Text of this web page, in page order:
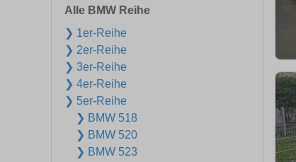
Alle BMW Reihe
❯ 1er-Reihe
❯ 2er-Reihe
❯ 3er-Reihe
❯ 4er-Reihe
❯ 5er-Reihe
❯ BMW 518
❯ BMW 520
❯ BMW 523